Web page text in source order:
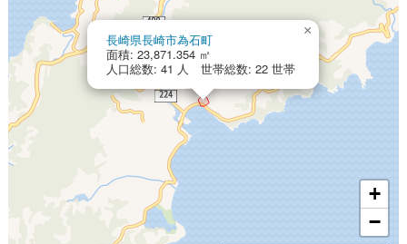
長崎県長崎市為石町
面積: 23,871.354 ㎡
人口総数: 41 人 世帯総数: 22 世帯
×
+
−